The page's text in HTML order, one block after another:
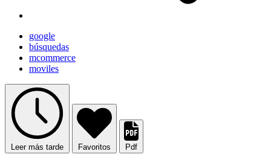
google
búsquedas
mcommerce
moviles
Leer más tarde Favoritos Pdf